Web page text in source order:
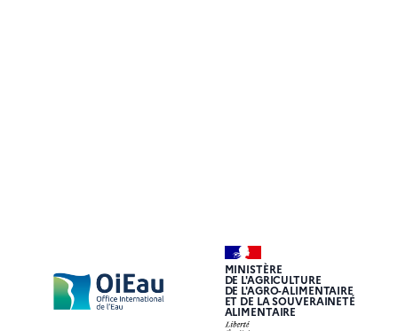
MINISTÈRE
DE L'AGRICULTURE
DE L'AGRO-ALIMENTAIRE
ET DE LA SOUVERAINETÉ
ALIMENTAIRE